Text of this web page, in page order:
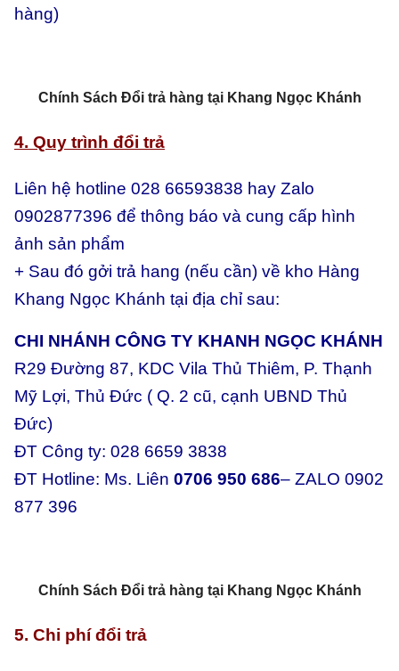
hàng)
Chính Sách Đổi trả hàng tại Khang Ngọc Khánh
4. Quy trình đổi trả
Liên hệ hotline 028 66593838 hay Zalo
0902877396 để thông báo và cung cấp hình
ảnh sản phẩm
+ Sau đó gởi trả hang (nếu cần) về kho Hàng
Khang Ngọc Khánh tại địa chỉ sau:
CHI NHÁNH CÔNG TY KHANH NGỌC KHÁNH
R29 Đường 87, KDC Vila Thủ Thiêm, P. Thạnh
Mỹ Lợi, Thủ Đức ( Q. 2 cũ, cạnh UBND Thủ
Đức)
ĐT Công ty: 028 6659 3838
ĐT Hotline: Ms. Liên 0706 950 686– ZALO 0902
877 396
Chính Sách Đổi trả hàng tại Khang Ngọc Khánh
5. Chi phí đổi trả